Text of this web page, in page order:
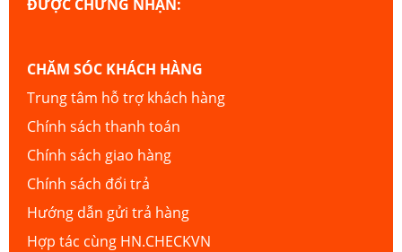
ĐƯỢC CHỨNG NHẬN:
CHĂM SÓC KHÁCH HÀNG
Trung tâm hỗ trợ khách hàng
Chính sách thanh toán
Chính sách giao hàng
Chính sách đổi trả
Hướng dẫn gửi trả hàng
Hợp tác cùng HN.CHECKVN